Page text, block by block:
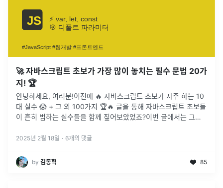
🚀 자바스크립트 초보가 가장 많이 놓치는 필수 문법 20가
지! 🏆
안녕하세요, 여러분!이전에 🔥 자바스크립트 초보가 자주 하는 10
대 실수 😱 + 그 외 100가지 🏆🔥 글을 통해 자바스크립트 초보들
이 흔히 범하는 실수들을 함께 짚어보았었죠?이번 글에서는 그와
머,...
2025년 2월 18일 · 6개의 댓글
by 김동혁 85